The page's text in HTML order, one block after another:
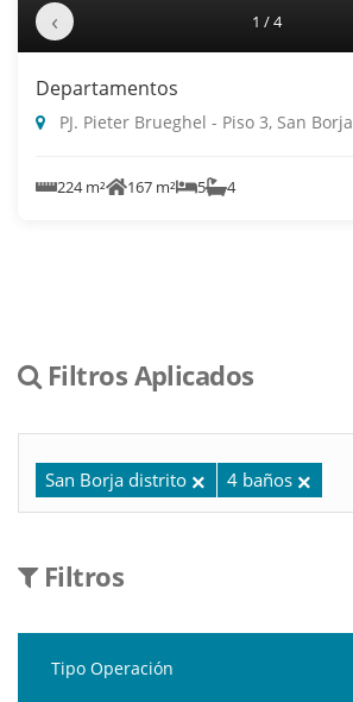
‹ 1 / 4
Departamentos
PJ. Pieter Brueghel - Piso 3, San Borja
224 m² 167 m² 5 4
Filtros Aplicados
San Borja distrito 4 baños
Filtros
Tipo Operación